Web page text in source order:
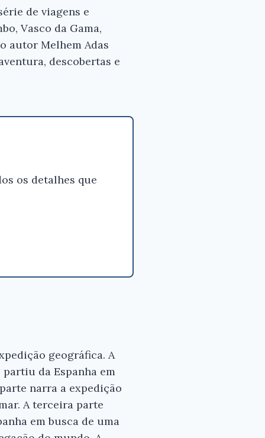
de viagens e
Vasco da Gama,
autor Melhem Adas
descobertas e
os detalhes que
geográfica. A
da Espanha em
narra a expedição
A terceira parte
em busca de uma
×